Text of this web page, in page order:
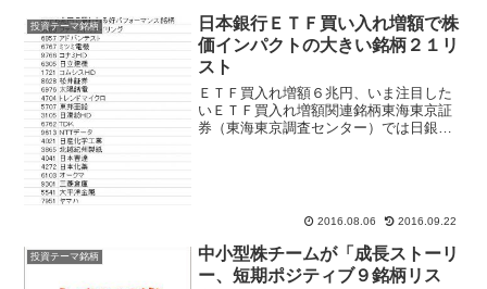
投資テーマ銘柄
日本銀行ＥＴＦ買い入れ増額で株
価インパクトの大きい銘柄２１リ
スト
ＥＴＦ買入れ増額６兆円、いま注目した
いＥＴＦ買入れ増額関連銘柄東海東京証
券（東海東京調査センター）では日銀が
2016.08.06 2016.09.22
投資テーマ銘柄
中小型株チームが「成長ストーリ
ー、短期ポジティブ９銘柄リス